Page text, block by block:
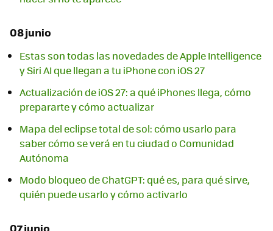
08 junio
Estas son todas las novedades de Apple Intelligence
y Siri AI que llegan a tu iPhone con iOS 27
Actualización de iOS 27: a qué iPhones llega, cómo
prepararte y cómo actualizar
Mapa del eclipse total de sol: cómo usarlo para
saber cómo se verá en tu ciudad o Comunidad
Autónoma
Modo bloqueo de ChatGPT: qué es, para qué sirve,
quién puede usarlo y cómo activarlo
07 junio